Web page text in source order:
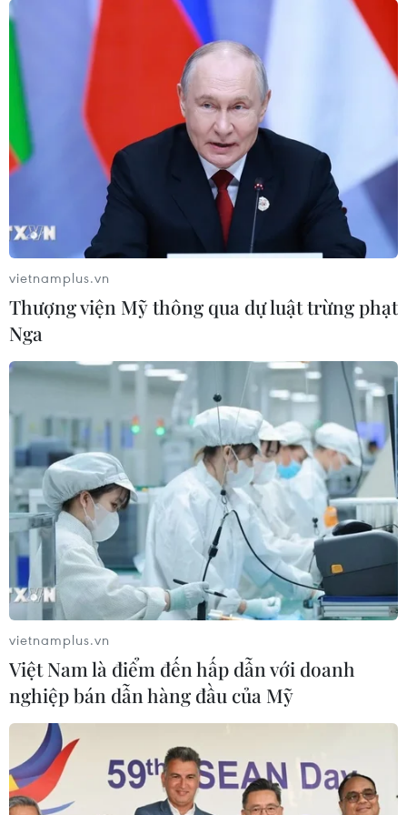
vietnamplus.vn
Thượng viện Mỹ thông qua dự luật trừng phạt
Nga
vietnamplus.vn
Việt Nam là điểm đến hấp dẫn với doanh
nghiệp bán dẫn hàng đầu của Mỹ